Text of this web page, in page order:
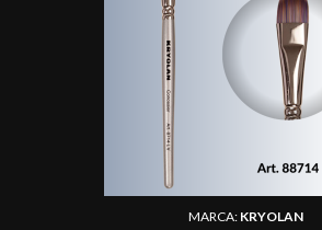
MARCA: KRYOLAN